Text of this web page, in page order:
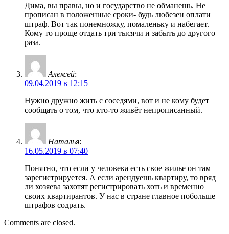
Дима, вы правы, но и государство не обманешь. Не
прописан в положенные сроки- будь любезен оплати
штраф. Вот так понемножку, помаленьку и набегает.
Кому то проще отдать три тысячи и забыть до другого
раза.
Алексей:
09.04.2019 в 12:15
Нужно дружно жить с соседями, вот и не кому будет
сообщать о том, что кто-то живёт непрописанный.
Наталья:
16.05.2019 в 07:40
Понятно, что если у человека есть свое жилье он там
зарегистрируется. А если арендуешь квартиру, то вряд
ли хозяева захотят регистрировать хоть и временно
своих квартирантов. У нас в стране главное побольше
штрафов содрать.
Comments are closed.